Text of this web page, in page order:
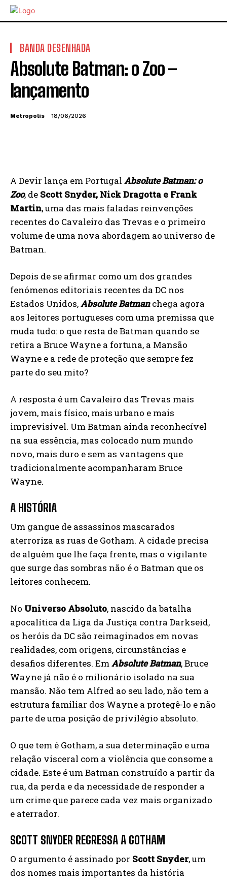
BANDA DESENHADA
Absolute Batman: o Zoo –
lançamento
Metropolis 18/06/2026
A Devir lança em Portugal Absolute Batman: o
Zoo, de Scott Snyder, NickDragotta e Frank
Martin, uma das mais faladas reinvenções
recentes do Cavaleiro das Trevas e o primeiro
volume de uma nova abordagem ao universo de
Batman.
Depois de se afirmar como um dos grandes
fenómenos editoriais recentes da DC nos
Estados Unidos,Absolute Batmanchega ago­ra
aos leitores portugueses com uma premissa que
muda tudo: o que resta de Batman quando se
retira a Bruce Wayne a fortuna, a Mansão
Wayne e a rede de proteção que sempre fez
parte do seu mito?
A resposta é um Cavaleiro das Trevas mais
jovem, mais físico, mais urbano e mais
imprevisível. Um Batman ainda reconhecível
na sua essência, mas colocado num mundo
novo, mais duro e sem as vantagens que
tradicionalmente acompanharam Bruce
Wayne.
A HISTÓRIA
Um gangue de assassinos mascarados
aterroriza as ruas de Go­tham. A cidade precisa
de alguém que lhe faça frente, mas o vi­gilante
que surge das sombras não é o Batman que os
leitores conhecem.
No Universo Absoluto, nascido da batalha
apocalítica da Liga da Justiça contra Darkseid,
os heróis da DC são reimaginados em novas
realidades, com origens, circunstâncias e
desafios diferentes. EmAbsolute Batman, Bruce
Wayne já não é o milionário isolado na sua
mansão. Não tem Alfred ao seu lado, não tem a
estrutura familiar dos Wayne a protegê-lo e não
parte de uma posição de privilégio absoluto.
O que tem é Gotham, a sua determinação e uma
relação visceral com a violência que consome a
ci­dade. Este é um Batman construído a partir da
rua, da perda e da necessidade de responder a
um crime que parece cada vez mais organizado
e aterrador.
SCOTT SNYDER REGRESSA A GOTHAM
O argumento é assinado por Scott Snyder, um
dos nomes mais importantes da história